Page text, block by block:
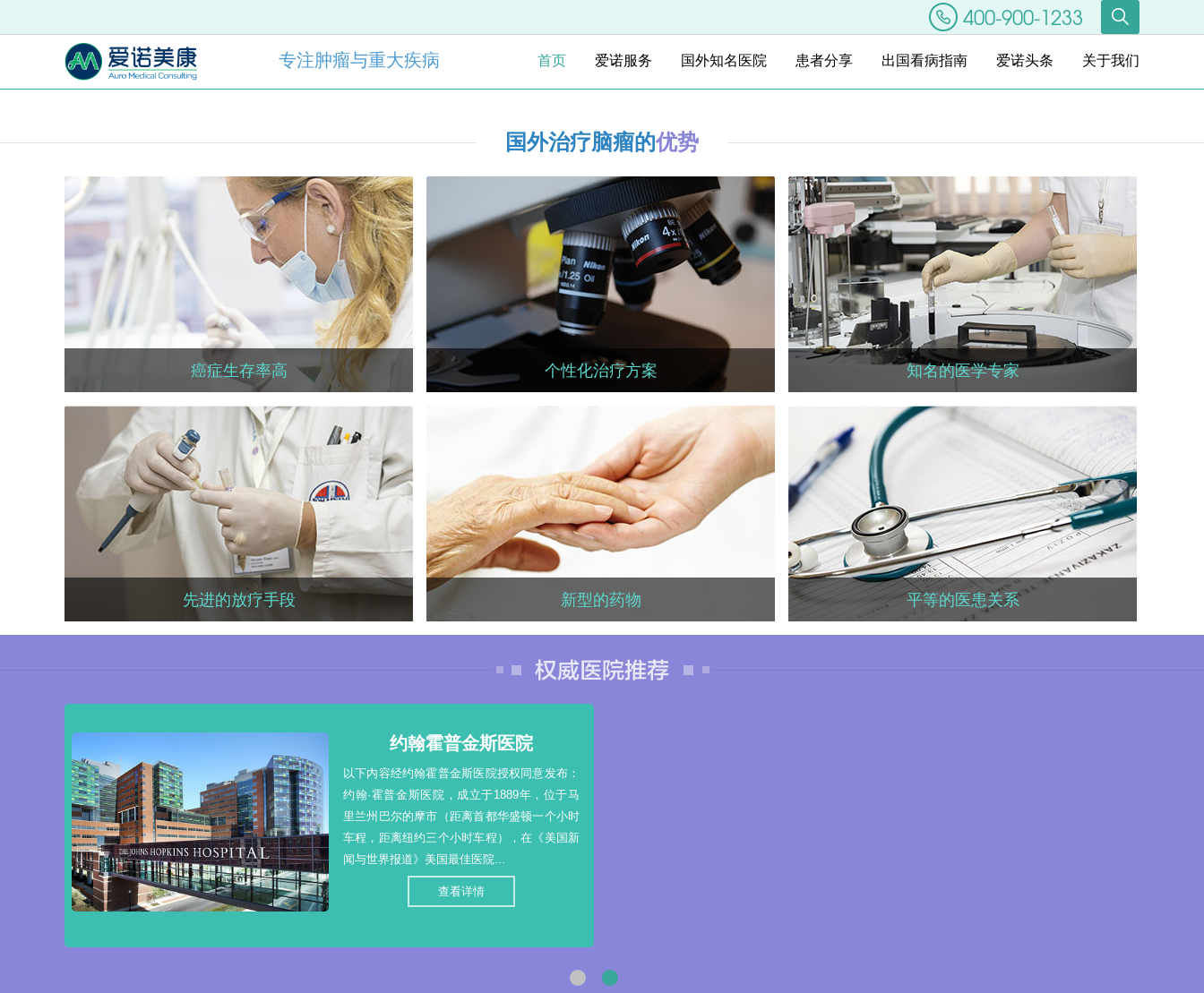
400-900-1233
专注肿瘤与重大疾病 关于我们
爱诺头条
出国看病指南
患者分享
国外知名医院
爱诺服务
首页
国外治疗脑瘤的优势
癌症生存率高
癌症生存率高
中国癌症平均5年生存率为38%，而美
国为66%，中国的癌症治疗水平明显
低于美国。
个性化治疗方案
肿瘤外科、内科、病理、放疗、护理
等医护人员均以患者为中心，制定适
合患者的个性化治疗方案。
知名的医学专家
知名的医学专家
美国拥有世界上知名的医学专家，世
界上绝大多数肿瘤的治疗指南由美国
先进的放疗手段
先进的放疗手段
尖端放疗技术能够更准确地定位和靶
又能显著减少对正常组织的辐射伤
新型的药物
新型的药物
几乎所有治疗癌症的靶向药物均由美
平等的医患关系
平等的医患关系
美国医患关系和谐，肿瘤患者在治疗
约翰霍普金斯医院
以下内容经约翰霍普金斯医院授权同意发布：
约翰·霍普金斯医院，成立于1889年，位于马
里兰州巴尔的摩市（距离首都华盛顿一个小时
车程，距离纽约三个小时车程），在《美国新
闻与世界报道》美国最佳医院...
查看详情